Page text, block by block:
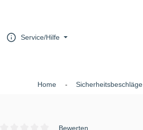
Service/Hilfe
Home Sicherheitsbeschläge
Bewerten